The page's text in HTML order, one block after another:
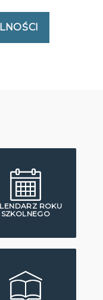
ROKU
SZKOLNEGO